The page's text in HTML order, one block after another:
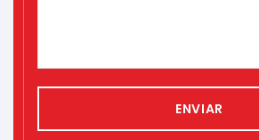
ENVIAR